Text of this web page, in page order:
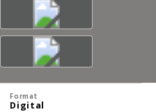
Format
Digital